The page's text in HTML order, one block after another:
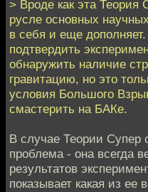
> Вроде как эта Теория
русле основных
в себя и еще
подтвердить
обнаружить наличие
гравитацию, но это
условия Большого
смастерить на БАКе.
В случае Теории Супер
проблема - она всегда
результатов
показывает какая из ее